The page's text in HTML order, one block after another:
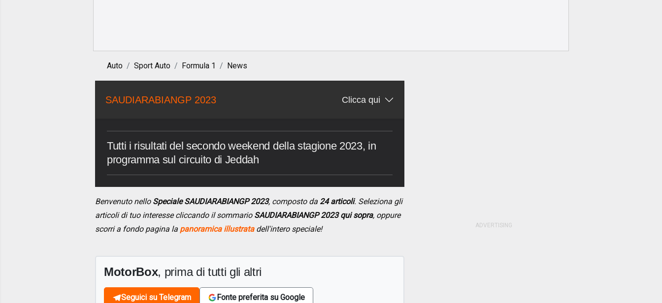
Auto Sport Auto Formula 1 News
SAUDIARABIANGP 2023 Clicca qui
Tutti i risultati del secondo weekend della stagione 2023, in
programma sul circuito di Jeddah
Benvenuto nello Speciale SAUDIARABIANGP 2023, composto da 24 articoli. Seleziona gli
articoli di tuo interesse cliccando il sommario SAUDIARABIANGP 2023 qui sopra, oppure
scorri a fondo pagina la panoramica illustratadell'intero speciale!
MotorBox, prima di tutti gli altri
Seguici su Telegram Fonte preferita su Google